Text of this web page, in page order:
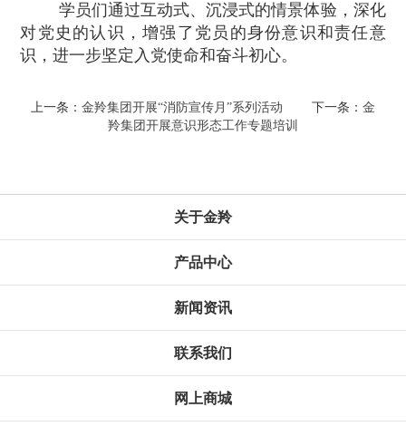
学员们通过互动式、沉浸式的情景体验，深化
对党史的认识，增强了党员的身份意识和责任意
识，进一步坚定入党使命和奋斗初心。
上一条： 金羚集团开展“消防宣传月”系列活动 下一条： 金
羚集团开展意识形态工作专题培训
关于金羚
产品中心
新闻资讯
联系我们
网上商城